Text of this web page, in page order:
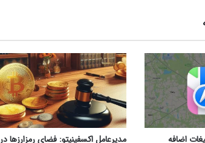
پ
ک
ت
ی
و
د
ر
د
اضافه
مدیرعامل اکسفینیتو:‌ فضای رمزارزها در